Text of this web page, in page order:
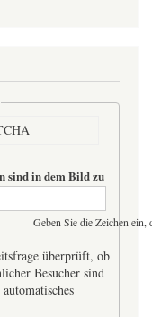
sind in dem Bild zu
Geben Sie die Zeichen
überprüft, ob
Besucher sind